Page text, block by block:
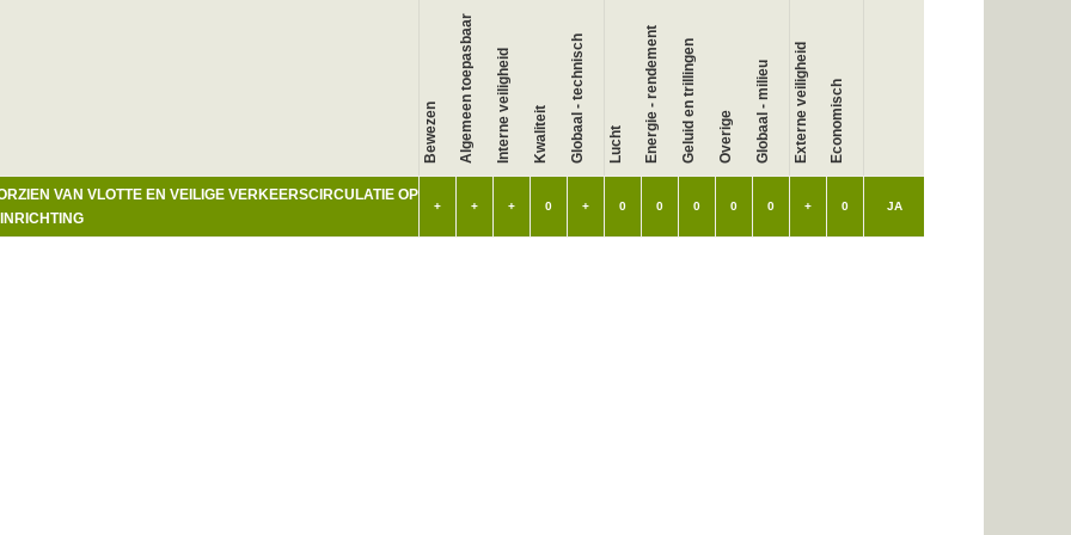
Bewezen Algemeen toepasbaar Interne veiligheid Kwaliteit Globaal - technisch Lucht Energie - rendementGeluid en trillingen Overige Globaal - milieu Externe veiligheid Economisch
VAN VLOTTE EN VEILIGE VERKEERSCIRCULATIE OP
+ + + 0 + 0 0 0 0 0 + 0 JA